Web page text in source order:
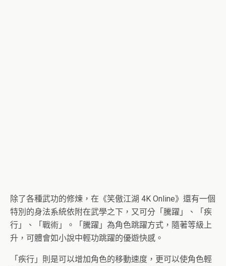
除了各種武功的修煉，在《笑傲江湖 4K Online》還有一個
特別的身法系統依附在武學之下，又可分「騰躍」、「疾
行」、「戰術」。「騰躍」為角色跳躍方式，隨著等級上
升，可體會如小說中輕功跳躍的優遊快感。
「疾行」則是可以增加角色的移動速度，更可以使角色輕